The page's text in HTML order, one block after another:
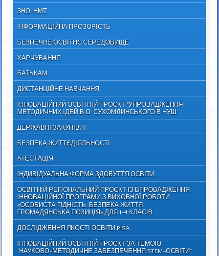
ЗНО, НМТ
ІНФОРМАЦІЙНА ПРОЗОРІСТЬ
БЕЗПЕЧНЕ ОСВІТНЄ СЕРЕДОВИЩЕ
ХАРЧУВАННЯ
БАТЬКАМ
ДИСТАНЦІЙНЕ НАВЧАННЯ
ІННОВАЦІЙНИЙ ОСВІТНІЙ ПРОЄКТ "УПРОВАДЖЕННЯ
МЕТОДИЧНИХ ІДЕЙ В.О. СУХОМЛИНСЬКОГО В НУШ"
ДЕРЖАВНІ ЗАКУПІВЛІ
БЕЗПЕКА ЖИТТЄДІЯЛЬНОСТІ
АТЕСТАЦІЯ
ІНДИВІДУАЛЬНА ФОРМА ЗДОБУТТЯ ОСВІТИ
ОСВІТНІЙ РЕГІОНАЛЬНИЙ ПРОЄКТ ІЗ ВПРОВАДЖЕННЯ
ІННОВАЦІЙНОЇ ПРОГРАМИ З ВИХОВНОЇ РОБОТИ
«ОСОБИСТА ГІДНІСТЬ. БЕЗПЕКА ЖИТТЯ.
ГРОМАДЯНСЬКА ПОЗИЦІЯ» ДЛЯ 1-4 КЛАСІВ
ДОСЛІДЖЕННЯ ЯКОСТІ ОСВІТИ PISA
ІННОВАЦІЙНИЙ ОСВІТНІЙ ПРОЄКТ ЗА ТЕМОЮ
"НАУКОВО-МЕТОДИЧНЕ ЗАБЕЗПЕЧЕННЯ STEM-ОСВІТИ"